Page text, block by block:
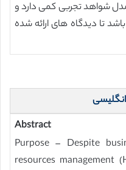
شواهد تجربی کمی دارد و
تا دیدگاه های ارائه شده
Abstract
Purpose – Despite
resources management